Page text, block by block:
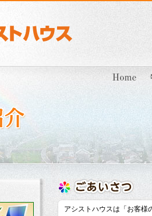
アシストハウスは「お客様